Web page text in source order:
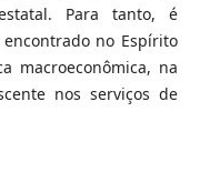
Para tanto, é
no Espírito
macroeconômica, na
nos serviços de